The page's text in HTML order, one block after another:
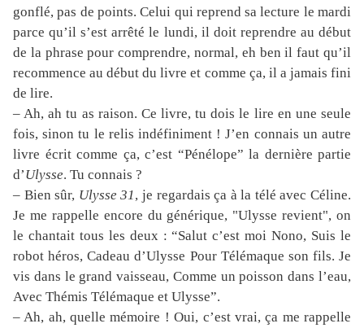
gonflé, pas de points. Celui qui reprend sa lecture le mardi
parce qu’il s’est arrêté le lundi, il doit reprendre au début
de la phrase pour comprendre, normal, eh ben il faut qu’il
recommence au début du livre et comme ça, il a jamais fini
de lire.
– Ah, ah tu as raison. Ce livre, tu dois le lire en une seule
fois, sinon tu le relis indéfiniment ! J’en connais un autre
livre écrit comme ça, c’est “Pénélope” la dernière partie
d’Ulysse. Tu connais ?
– Bien sûr, Ulysse 31, je regardais ça à la télé avec Céline.
Je me rappelle encore du générique, "Ulysse revient", on
le chantait tous les deux : “Salut c’est moi Nono, Suis le
robot héros, Cadeau d’Ulysse Pour Télémaque son fils. Je
vis dans le grand vaisseau, Comme un poisson dans l’eau,
Avec Thémis Télémaque et Ulysse”.
– Ah, ah, quelle mémoire ! Oui, c’est vrai, ça me rappelle